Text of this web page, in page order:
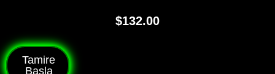
$132.00
Tamire
Başla